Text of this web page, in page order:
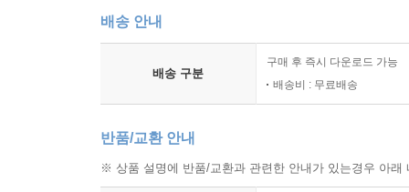
배송 안내
배송 구분
구매 후 즉시 다운로드 가능
배송비 : 무료배송
반품/교환 안내
※ 상품 설명에 반품/교환과 관련한 안내가 있는경우 아